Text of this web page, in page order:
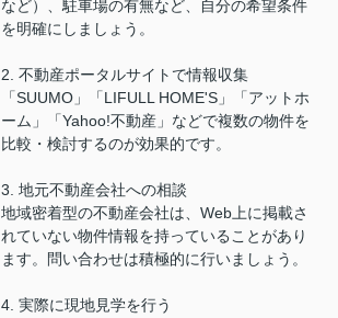
など）、駐車場の有無など、自分の希望条件
を明確にしましょう。
2. 不動産ポータルサイトで情報収集
「SUUMO」「LIFULL HOME'S」「アットホ
ーム」「Yahoo!不動産」などで複数の物件を
比較・検討するのが効果的です。
3. 地元不動産会社への相談
地域密着型の不動産会社は、Web上に掲載さ
れていない物件情報を持っていることがあり
ます。問い合わせは積極的に行いましょう。
4. 実際に現地見学を行う